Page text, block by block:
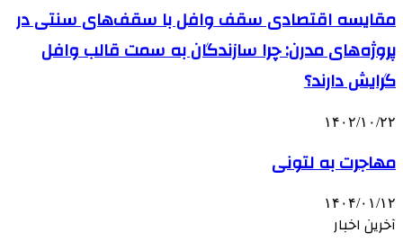
مقایسه اقتصادی سقف وافل با سقف‌های سنتی در
پروژه‌های مدرن: چرا سازندگان به سمت قالب وافل
گرایش دارند؟
۱۴۰۲/۱۰/۲۲
مهاجرت به لتونی
۱۴۰۴/۰۱/۱۲
آخرین اخبار